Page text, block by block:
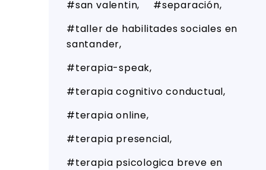
san valentin
separación
taller de habilitades sociales en
santander
terapia-speak
terapia cognitivo conductual
terapia online
terapia presencial
terapia psicologica breve en